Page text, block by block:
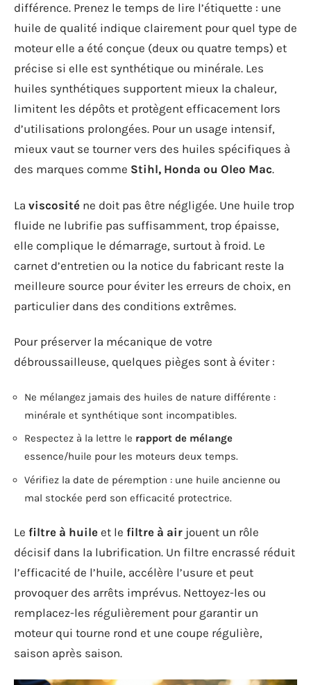
différence. Prenez le temps de lire l’étiquette : une
huile de qualité indique clairement pour quel type de
moteur elle a été conçue (deux ou quatre temps) et
précise si elle est synthétique ou minérale. Les
huiles synthétiques supportent mieux la chaleur,
limitent les dépôts et protègent efficacement lors
d’utilisations prolongées. Pour un usage intensif,
mieux vaut se tourner vers des huiles spécifiques à
des marques comme Stihl, Honda ou Oleo Mac.
La viscosité ne doit pas être négligée. Une huile trop
fluide ne lubrifie pas suffisamment, trop épaisse,
elle complique le démarrage, surtout à froid. Le
carnet d’entretien ou la notice du fabricant reste la
meilleure source pour éviter les erreurs de choix, en
particulier dans des conditions extrêmes.
Pour préserver la mécanique de votre
débroussailleuse, quelques pièges sont à éviter :
Ne mélangez jamais des huiles de nature différente :
minérale et synthétique sont incompatibles.
Respectez à la lettre le rapport de mélange
essence/huile pour les moteurs deux temps.
Vérifiez la date de péremption : une huile ancienne ou
mal stockée perd son efficacité protectrice.
Le filtre à huile et le filtre à air jouent un rôle
décisif dans la lubrification. Un filtre encrassé réduit
l’efficacité de l’huile, accélère l’usure et peut
provoquer des arrêts imprévus. Nettoyez-les ou
remplacez-les régulièrement pour garantir un
moteur qui tourne rond et une coupe régulière,
saison après saison.